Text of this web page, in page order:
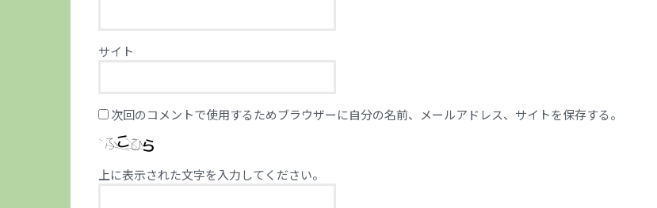
サイト
次回のコメントで使用するためブラウザーに自分の名前、メールアドレス、サイトを保存する。
上に表示された文字を入力してください。